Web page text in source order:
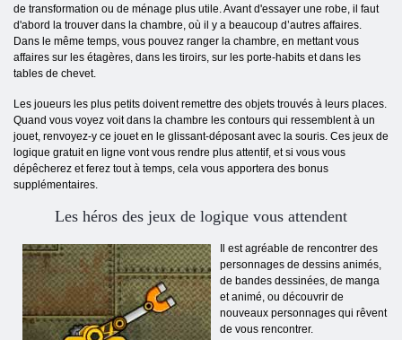
de transformation ou de ménage plus utile. Avant d'essayer une robe, il faut
d'abord la trouver dans la chambre, où il y a beaucoup d’autres affaires.
Dans le même temps, vous pouvez ranger la chambre, en mettant vous
affaires sur les étagères, dans les tiroirs, sur les porte-habits et dans les
tables de chevet.
Les joueurs les plus petits doivent remettre des objets trouvés à leurs places.
Quand vous voyez voit dans la chambre les contours qui ressemblent à un
jouet, renvoyez-y ce jouet en le glissant-déposant avec la souris. Ces jeux de
logique gratuit en ligne vont vous rendre plus attentif, et si vous vous
dépêcherez et ferez tout à temps, cela vous apportera des bonus
supplémentaires.
Les héros des jeux de logique vous attendent
Il est agréable de rencontrer des
personnages de dessins animés,
de bandes dessinées, de manga
et animé, ou découvrir de
nouveaux personnages qui rêvent
de vous rencontrer.